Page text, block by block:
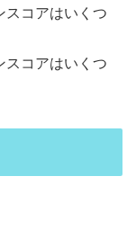
スコアはいくつ
スコアはいくつ